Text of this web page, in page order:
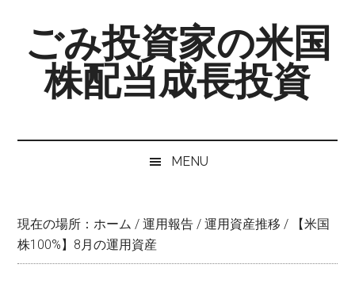
secondary
primaryごみ投資家の米国
株配当成長投資
MENU
現在の場所：ホーム / 運用報告 / 運用資産推移 / 【米国
株100%】8月の運用資産